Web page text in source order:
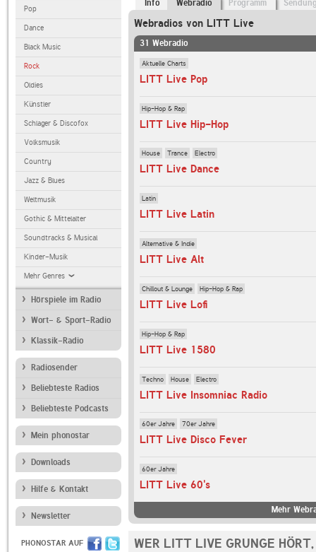
Pop
Dance
Black Music
Rock
Oldies
Künstler
Schlager & Discofox
Volksmusik
Country
Jazz & Blues
Weltmusik
Gothic & Mittelalter
Soundtracks & Musical
Kinder-Musik
Mehr Genres
Hörspiele im Radio
Wort- & Sport-Radio
Klassik-Radio
Radiosender
Beliebteste Radios
Beliebteste Podcasts
Mein phonostar
Downloads
Hilfe & Kontakt
Newsletter
PHONOSTAR AUF
Info Webradio Programm
Webradios von LITT Live
31 Webradio
Aktuelle Charts
LITT Live Pop
Hip-Hop & Rap
LITT Live Hip-Hop
House Trance Electro
LITT Live Dance
Latin
LITT Live Latin
Alternative & Indie
LITT Live Alt
Chillout & Lounge Hip-Hop & Rap
LITT Live Lofi
Hip-Hop & Rap
LITT Live 1580
Techno House Electro
LITT Live Insomniac Radio
60er Jahre 70er Jahre
LITT Live Disco Fever
60er Jahre
LITT Live 60's
Mehr
WER LITT LIVE GRUNGE